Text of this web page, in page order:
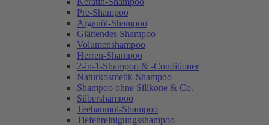
Pre-Shampoo
Arganöl-Shampoo
Glättendes Shampoo
Volumenshampoo
Herren-Shampoo
2-in-1-Shampoo & -Conditioner
Naturkosmetik-Shampoo
Shampoo ohne Silikone & Co.
Silbershampoo
Teebaumöl-Shampoo
Tiefenreinigungsshampoo